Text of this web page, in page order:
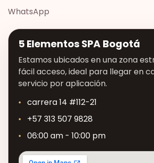
WhatsApp
5 Elementos SPA Bogotá
Estamos ubicados en una zona
fácil acceso, ideal para llegar en
servicio por aplicación.
carrera 14 #112-21
+57 313 507 9828
06:00 am - 10:00 pm